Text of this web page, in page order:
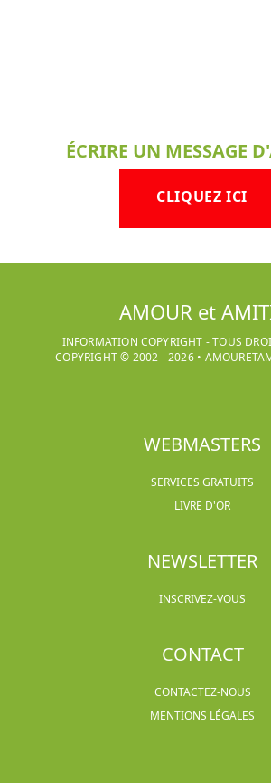
ÉCRIRE UN MESSAGE
CLIQUEZ ICI
AMOUR et
INFORMATION COPYRIGHT - TOUS
COPYRIGHT © 2002 -2026•
WEBMASTERS
SERVICES GRATUITS
LIVRE D'OR
NEWSLETTER
INSCRIVEZ-VOUS
CONTACT
CONTACTEZ-NOUS
MENTIONS LÉGALES